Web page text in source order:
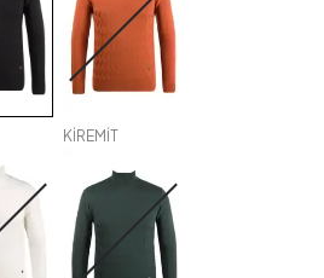
KİREMİT